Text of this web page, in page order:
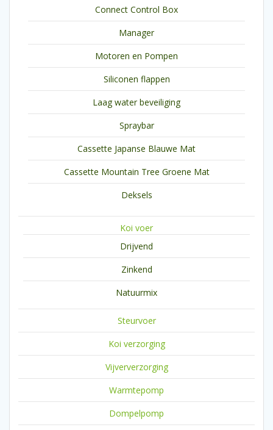
Connect Control Box
Manager
Motoren en Pompen
Siliconen flappen
Laag water beveiliging
Spraybar
Cassette Japanse Blauwe Mat
Cassette Mountain Tree Groene Mat
Deksels
Koi voer
Drijvend
Zinkend
Natuurmix
Steurvoer
Koi verzorging
Vijververzorging
Warmtepomp
Dompelpomp